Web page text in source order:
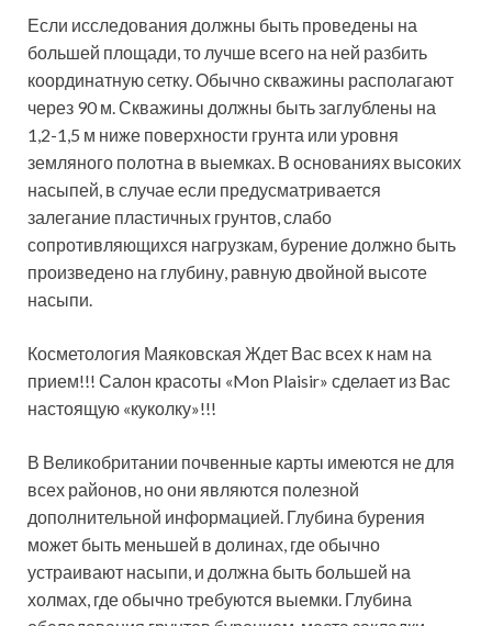
Если исследования должны быть проведены на
большей площади, то лучше всего на ней разбить
координатную сетку. Обычно скважины располагают
через 90 м. Скважины должны быть заглублены на
1,2-1,5 м ниже поверхности грунта или уровня
земляного полотна в выемках. В основаниях высоких
насыпей, в случае если предусматривается
залегание пластичных грунтов, слабо
сопротивляющихся нагрузкам, бурение должно быть
произведено на глубину, равную двойной высоте
насыпи.
Косметология Маяковская Ждет Вас всех к нам на
прием!!! Салон красоты «Mon Plaisir» сделает из Вас
настоящую «куколку»!!!
В Великобритании почвенные карты имеются не для
всех районов, но они являются полезной
дополнительной информацией. Глубина бурения
может быть меньшей в долинах, где обычно
устраивают насыпи, и должна быть большей на
холмах, где обычно требуются выемки. Глубина